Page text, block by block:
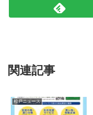
関連記事
松戸ニュース